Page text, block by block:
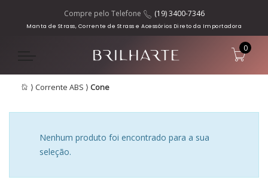
Compre pelo Telefone (19) 3400-7346
Manta de Strass, Corrente de Strass e Acessórios Direto da Importadora
0
⟩ Corrente ABS ⟩ Cone
Nenhum produto foi encontrado para a sua
seleção.